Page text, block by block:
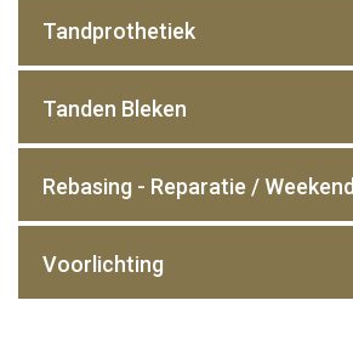
Tandprothetiek
Tanden Bleken
Rebasing - Reparatie / Weekend
Voorlichting